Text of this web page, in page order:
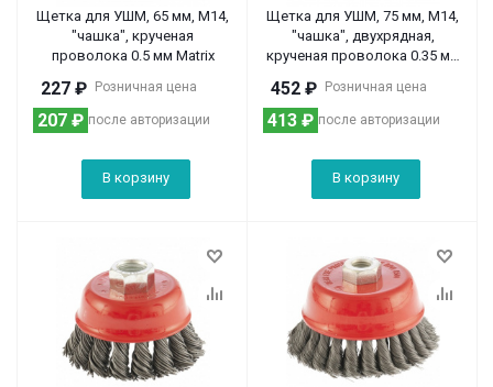
Щетка для УШМ, 65 мм, М14,
"чашка", крученая
проволока 0.5 мм Matrix
Розничная цена
227 ₽
после авторизации
207 ₽
В корзину
Щетка для УШМ, 75 мм, М14,
"чашка", двухрядная,
крученая проволока 0.35 мм
Розничная цена
452 ₽
после авторизации
413 ₽
В корзину